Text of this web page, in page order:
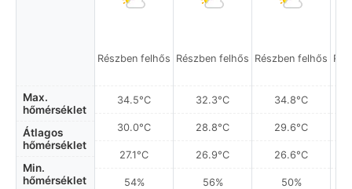
Max.
hőmérséklet
Átlagos
hőmérséklet
Min.
hőmérséklet
Részben felhős
34.5°C
30.0°C
27.1°C
54%
Részben felhős
32.3°C
28.8°C
26.9°C
56%
Részben felhős
34.8°C
29.6°C
26.6°C
50%